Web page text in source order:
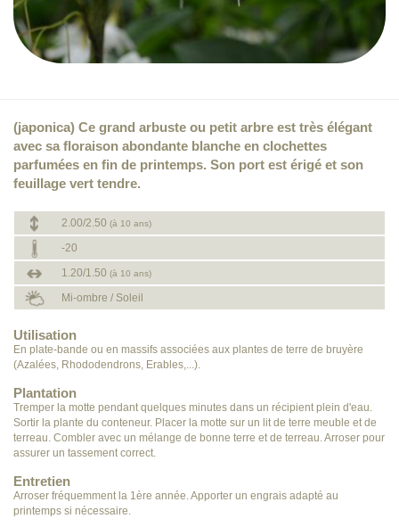
(japonica) Ce grand arbuste ou petit arbre est très élégant
avec sa floraison abondante blanche en clochettes
parfumées en fin de printemps. Son port est érigé et son
feuillage vert tendre.
2.00/2.50 (à 10 ans)
-20
1.20/1.50 (à 10 ans)
Mi-ombre / Soleil
Utilisation
En plate-bande ou en massifs associées aux plantes de terre de bruyère
(Azalées, Rhododendrons, Erables,...).
Plantation
Tremper la motte pendant quelques minutes dans un récipient plein d'eau.
Sortir la plante du conteneur. Placer la motte sur un lit de terre meuble et de
terreau. Combler avec un mélange de bonne terre et de terreau. Arroser pour
assurer un tassement correct.
Entretien
Arroser fréquemment la 1ère année. Apporter un engrais adapté au
printemps si nécessaire.